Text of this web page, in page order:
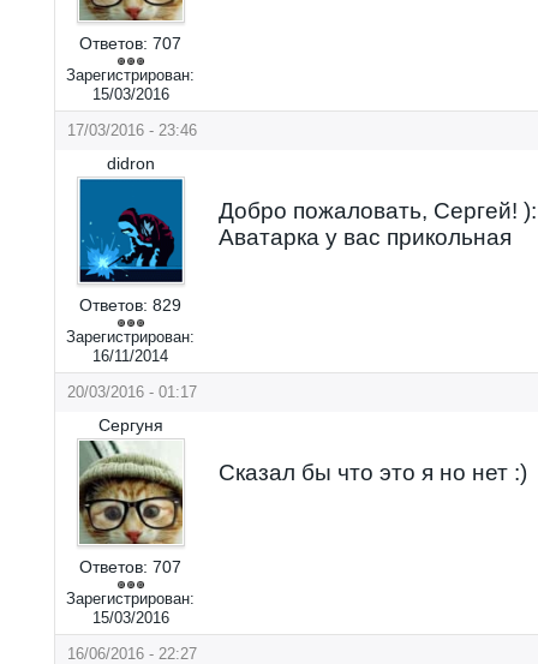
Ответов: 707
Зарегистрирован:
15/03/2016
17/03/2016 - 23:46
didron
Ответов: 829
Зарегистрирован:
16/11/2014
Добро пожаловать, Сергей! ):
Аватарка у вас прикольная
20/03/2016 - 01:17
Сергуня
Ответов: 707
Зарегистрирован:
15/03/2016
Сказал бы что это я но нет :)
16/06/2016 - 22:27